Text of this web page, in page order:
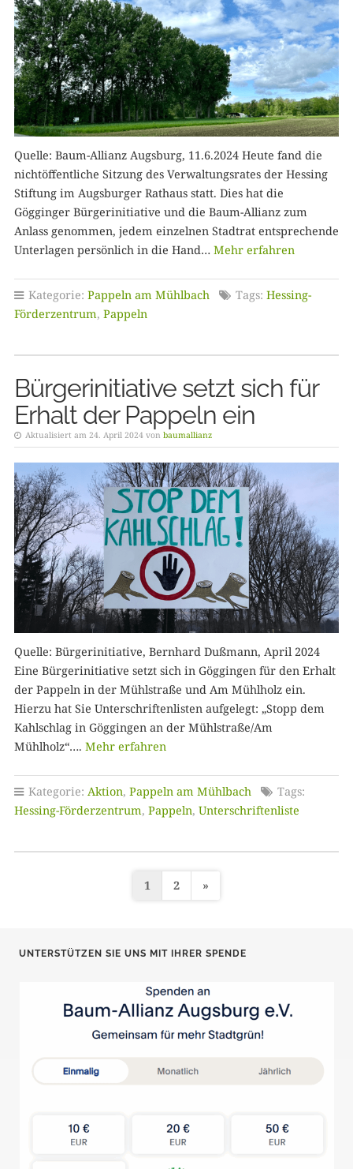
Quelle: Baum-Allianz Augsburg, 11.6.2024 Heute fand die
nichtöffentliche Sitzung des Verwaltungsrates der Hessing
Stiftung im Augsburger Rathaus statt. Dies hat die
Gögginger Bürgerinitiative und die Baum-Allianz zum
Anlass genommen, jedem einzelnen Stadtrat entsprechende
Unterlagen persönlich in die Hand… Mehr erfahren
Kategorie: Pappeln am Mühlbach Tags: Hessing-
Förderzentrum, Pappeln
Bürgerinitiative setzt sich für
Erhalt der Pappeln ein
Aktualisiert am 24. April 2024 von baumallianz
Quelle: Bürgerinitiative, Bernhard Dußmann, April 2024
Eine Bürgerinitiative setzt sich in Göggingen für den Erhalt
der Pappeln in der Mühlstraße und Am Mühlholz ein.
Hierzu hat Sie Unterschriftenlisten aufgelegt: „Stopp dem
Kahlschlag in Göggingen an der Mühlstraße/Am
Mühlholz“…. Mehr erfahren
Kategorie: Aktion, Pappeln am Mühlbach
Tags:
Hessing-Förderzentrum, Pappeln, Unterschriftenliste
i
e
n
1 2 »
UNTERSTÜTZEN SIE UNS MIT IHRER SPENDE